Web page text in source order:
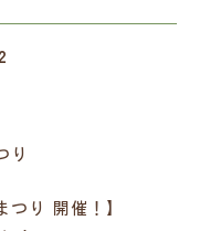
り
つり 開催！】